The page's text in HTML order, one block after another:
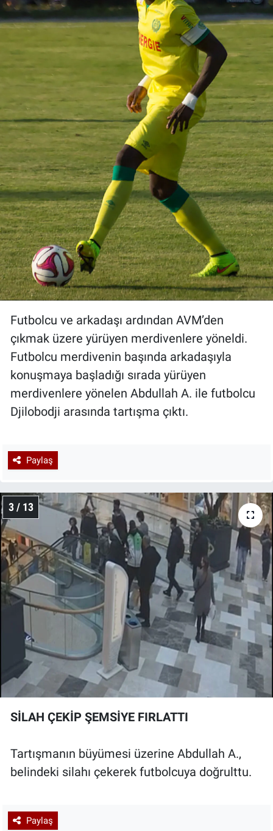
Futbolcu ve arkadaşı ardından AVM’den
çıkmak üzere yürüyen merdivenlere yöneldi.
Futbolcu merdivenin başında arkadaşıyla
konuşmaya başladığı sırada yürüyen
merdivenlere yönelen Abdullah A. ile futbolcu
Djilobodji arasında tartışma çıktı.
Paylaş
3 / 13
SİLAH ÇEKİP ŞEMSİYE FIRLATTI
Tartışmanın büyümesi üzerine Abdullah A.,
belindeki silahı çekerek futbolcuya doğrulttu.
Paylaş